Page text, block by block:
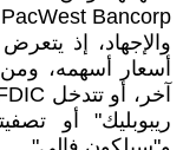
والإجهاد، إذ
أسعار أسهمه،
ريبوبليك" أو